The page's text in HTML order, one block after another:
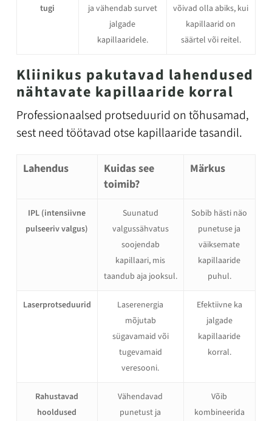
tugi
ja vähendab survet
jalgade
kapillaaridele.
võivad olla abiks, kui
kapillaarid on
säärtel või reitel.
Kliinikus pakutavad lahendused
nähtavate kapillaaride korral
Professionaalsed protseduurid on tõhusamad,
sest need töötavad otse kapillaaride tasandil.
Lahendus
Kuidas see
toimib?
Märkus
IPL (intensiivne
pulseeriv valgus)
Suunatud
valgussähvatus
soojendab
kapillaari, mis
taandub aja jooksul.
Sobib hästi näo
punetuse ja
väiksemate
kapillaaride
puhul.
Laserprotseduurid
Laserenergia
mõjutab
sügavamaid või
tugevamaid
veresooni.
Efektiivne ka
jalgade
kapillaaride
korral.
Rahustavad
hooldused
Vähendavad
punetust ja
Võib
kombineerida